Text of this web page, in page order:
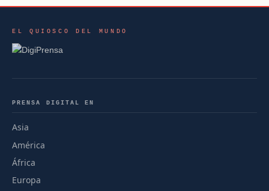
EL QUIOSCO DEL MUNDO
PRENSA DIGITAL EN
Asia
América
África
Europa